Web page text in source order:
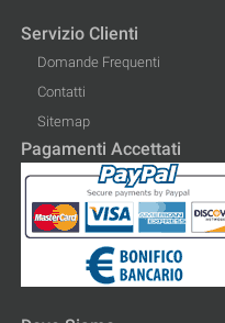
Servizio Clienti
Domande Frequenti
Contatti
Sitemap
Pagamenti Accettati